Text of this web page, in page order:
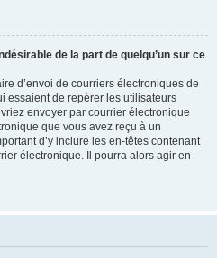
de la part de quelqu’un sur ce
d’envoi de courriers électroniques de
essaient de repérer les utilisateurs
envoyer par courrier électronique
que vous avez reçu à un
d’y inclure les en-têtes contenant
électronique. Il pourra alors agir en